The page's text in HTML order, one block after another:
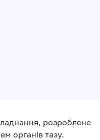
розроблене
органів тазу.